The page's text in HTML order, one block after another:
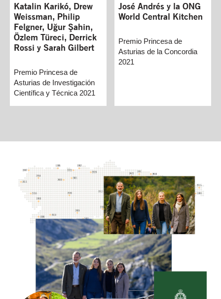
Katalin Karikó, Drew
Weissman, Philip
Felgner, Uğur Şahin,
Özlem Türeci, Derrick
Rossi y Sarah Gilbert
Premio Princesa de
Asturias de Investigación
Científica y Técnica 2021
José Andrés y la ONG
World Central Kitchen
Premio Princesa de
Asturias de la Concordia
2021